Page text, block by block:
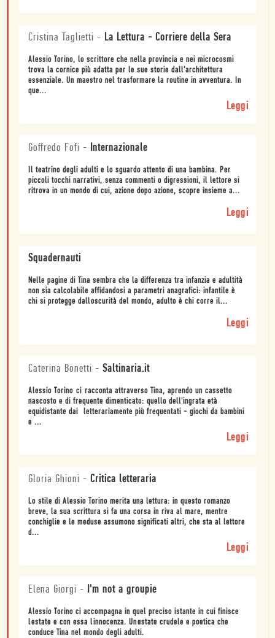
Cristina Taglietti - La Lettura - Corriere della Sera
Alessio Torino, lo scrittore che nella provincia e nei microcosmi
trova la cornice più adatta per le sue storie dall'architettura
essenziale. Un maestro nel trasformare la routine in avventura. In
que...
Leggi
Goffredo Fofi - Internazionale
Il teatrino degli adulti e lo sguardo attento di una bambina. Per
piccoli tocchi narrativi, senza commenti o digressioni, il lettore si
ritrova in un mondo di cui, azione dopo azione, scopre insieme a...
Leggi
Squadernauti
Nelle pagine di Tina sembra che la differenza tra infanzia e adultità
non sia calcolabile affidandosi a parametri anagrafici: infantile è
chi si protegge dalloscurità del mondo, adulto è chi corre il...
Leggi
Caterina Bonetti - Saltinaria.it
Alessio Torino ci racconta attraverso Tina, aprendo un cassetto
nascosto e di frequente dimenticato: quello dell'ingrata età
equidistante dai  letterariamente più frequentati - giochi da bambini
e ...
Leggi
Gloria Ghioni - Critica letteraria
Lo stile di Alessio Torino merita una lettura: in questo romanzo
breve, la sua scrittura si fa una corsa in riva al mare, mentre
conchiglie e le meduse assumono significati altri, che sta al lettore
d...
Leggi
Elena Giorgi - I'm not a groupie
Alessio Torino ci accompagna in quel preciso istante in cui finisce
lestate e con essa linnocenza. Unestate crudele e poetica che
conduce Tina nel mondo degli adulti.